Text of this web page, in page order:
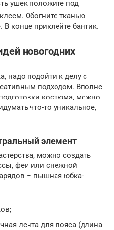
ушек положите под
Обогните тканью
В конце приклейте бантик.
новогодних
надо подойти к делу с
подходом. Вполне
костюма, можно
что-то уникальное,
элемент
можно создать
феи или снежной
– пышная юбка-
лента для пояса (длина